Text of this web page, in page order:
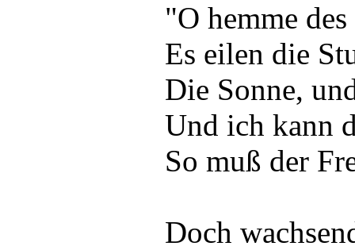
"O hemme
Es eilen die
Die Sonne,
Und ich kann
So muß der
Doch